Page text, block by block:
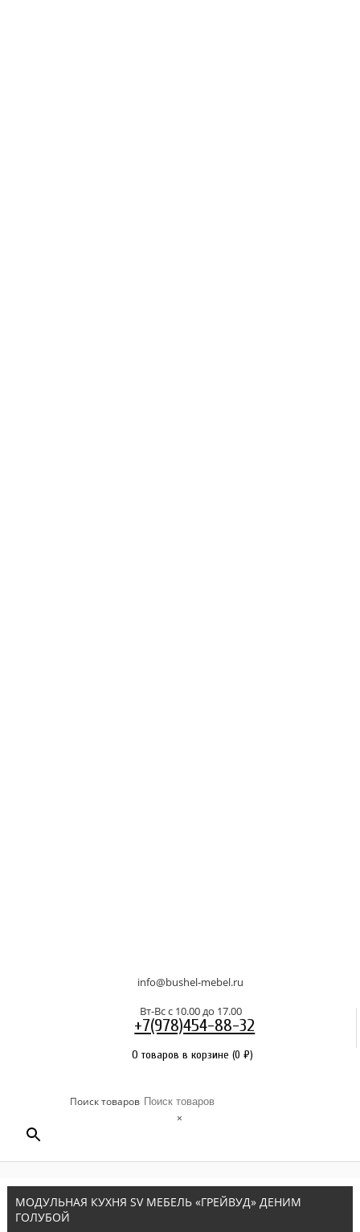
info@bushel-mebel.ru
Вт-Вс c 10.00 до 17.00
+7(978)454-88-32
0 товаров в корзине (0₽)
Поиск товаров
×
МОДУЛЬНАЯ КУХНЯ SV МЕБЕЛЬ «ГРЕЙВУД» ДЕНИМ
ГОЛУБОЙ